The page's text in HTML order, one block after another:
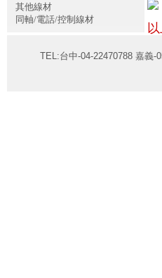
其他線材
同軸/電話/控制線材
TEL:台中-04-22470788 嘉義-